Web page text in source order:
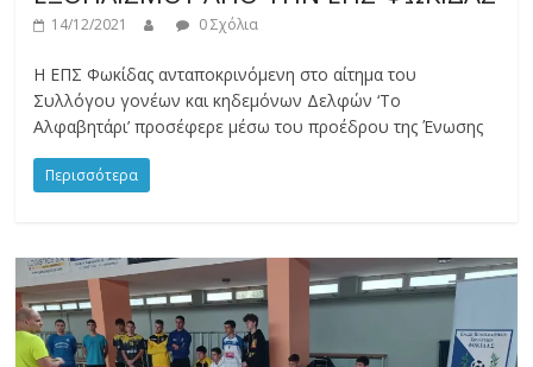
14/12/2021 0 Σχόλια
Η ΕΠΣ Φωκίδας ανταποκρινόμενη στο αίτημα του
Συλλόγου γονέων και κηδεμόνων Δελφών ‘Το
Αλφαβητάρι’ προσέφερε μέσω του προέδρου της Ένωσης
Περισσότερα